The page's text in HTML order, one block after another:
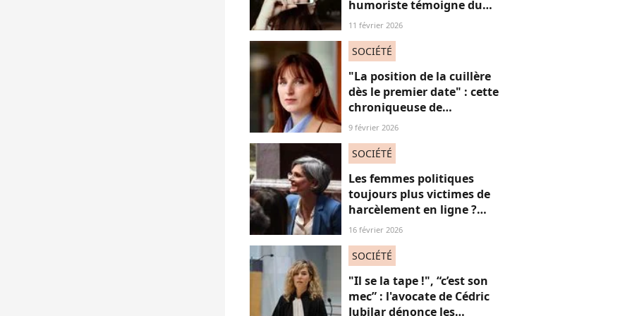
humoriste témoigne du
sort des femmes sur les
11 février 2026
SOCIÉTÉ
"La position de la cuillère
dès le premier date" : cette
chroniqueuse de
Quotidien s'amuse de
absolument jubilatoire
9 février 2026
SOCIÉTÉ
Les femmes politiques
toujours plus victimes de
harcèlement en ligne ?
Une étude interroge ce
16 février 2026
SOCIÉTÉ
"Il se la tape !", “c’est son
mec” : l'avocate de Cédric
Jubilar dénonce les